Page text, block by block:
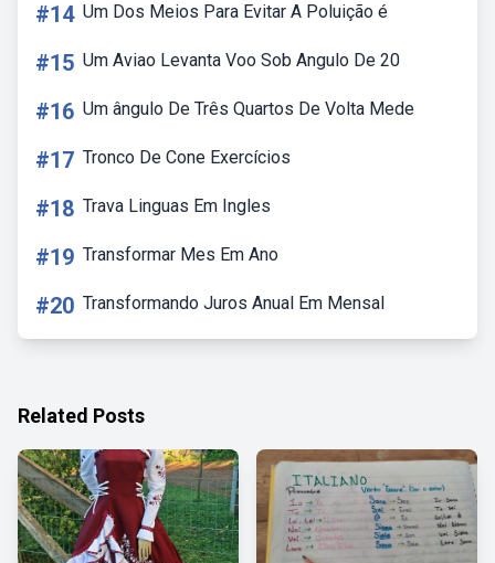
#14 Um Dos Meios Para Evitar A Poluição é
#15 Um Aviao Levanta Voo Sob Angulo De 20
#16 Um ângulo De Três Quartos De Volta Mede
#17 Tronco De Cone Exercícios
#18 Trava Linguas Em Ingles
#19 Transformar Mes Em Ano
#20 Transformando Juros Anual Em Mensal
Related Posts